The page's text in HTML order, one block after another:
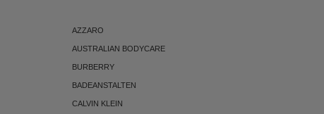
AZZARO
AUSTRALIAN BODYCARE
BURBERRY
BADEANSTALTEN
CALVIN KLEIN